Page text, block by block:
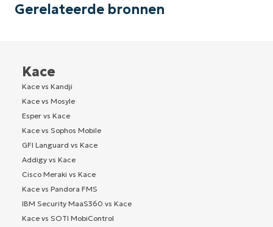
Gerelateerde bronnen
Kace
Kace vs Kandji
Kace vs Mosyle
Esper vs Kace
Kace vs Sophos Mobile
GFI Languard vs Kace
Addigy vs Kace
Cisco Meraki vs Kace
Kace vs Pandora FMS
IBM Security MaaS360 vs Kace
Kace vs SOTI MobiControl